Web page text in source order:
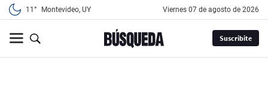
11° Montevideo, UY viernes 07 de agosto de 2026
Suscribite